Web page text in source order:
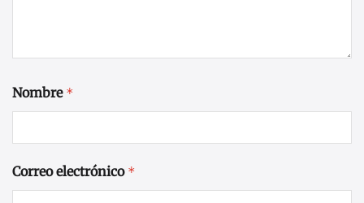
Nombre *
Correo electrónico *